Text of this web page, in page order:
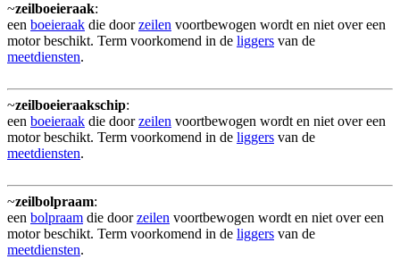
~zeilboeieraak:
een boeieraak die doorzeilen voortbewogen wordt en niet over een
motor beschikt. Term voorkomend in de liggers van de
meetdiensten.
~zeilboeieraakschip:
een boeieraak die doorzeilen voortbewogen wordt en niet over een
motor beschikt. Term voorkomend in de liggers van de
meetdiensten.
~zeilbolpraam:
een bolpraam die doorzeilen voortbewogen wordt en niet over een
motor beschikt. Term voorkomend in de liggers van de
meetdiensten.